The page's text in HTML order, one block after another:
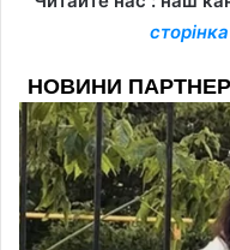
сторінка